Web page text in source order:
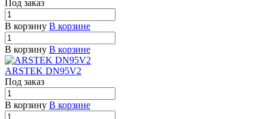
Под заказ
В корзину В корзине
В корзину В корзине
ARSTEK DN95V2
Под заказ
В корзину В корзине